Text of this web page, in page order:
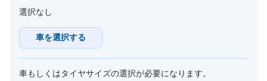
選択なし
車を選択する
車もしくはタイヤサイズの選択が必要になります。